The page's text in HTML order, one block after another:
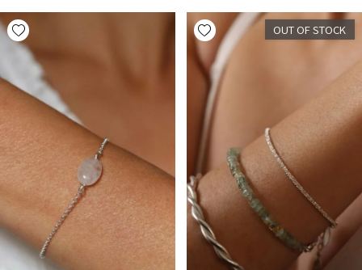
Add wishlist OUT OF STOCK